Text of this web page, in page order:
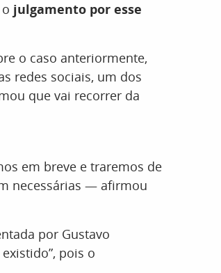
julgamento por esse
o caso anteriormente,
redes sociais, um dos
que vai recorrer da
em breve e traremos de
necessárias — afirmou
por Gustavo
pois o